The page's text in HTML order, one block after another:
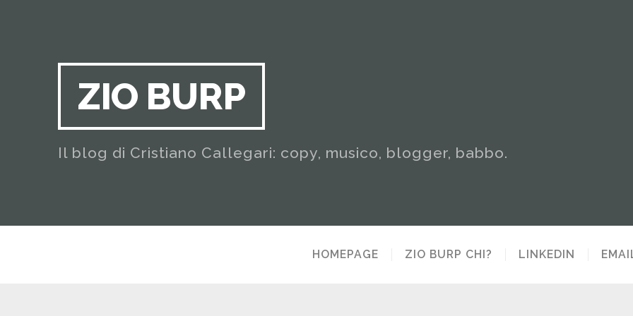
ZIO BURP
Il blog di Cristiano Callegari: copy, musico, blogger, babbo.
HOMEPAGE ZIO BURP CHI? LINKEDIN